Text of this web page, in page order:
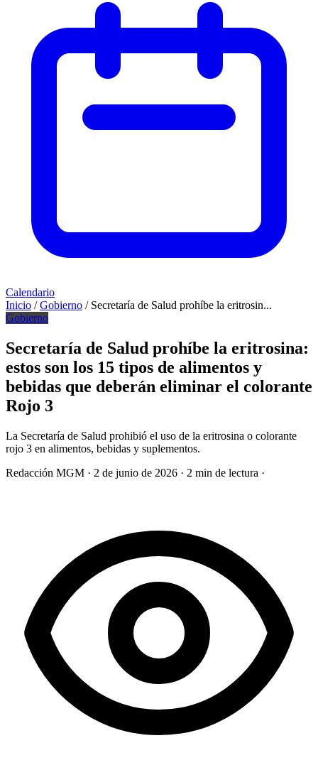
Calendario
Inicio / Gobierno / Secretaría de Salud prohíbe la eritrosin...
Gobierno
Secretaría de Salud prohíbe la eritrosina:
estos son los 15 tipos de alimentos y
bebidas que deberán eliminar el colorante
Rojo 3
La Secretaría de Salud prohibió el uso de la eritrosina o colorante
rojo 3 en alimentos, bebidas y suplementos.
Redacción MGM · 2 de junio de 2026 · 2 min de lectura ·